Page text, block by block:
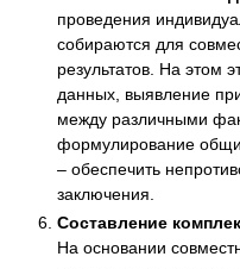
проведения
собираются для
результатов. На этом
данных, выявление
между различными
формулирование
– обеспечить
заключения.
Составление
На основании